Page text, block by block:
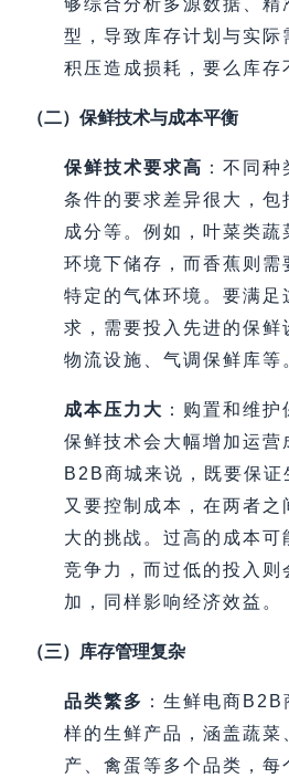
够综合分析多源数据、精
型，导致库存计划与实际
积压造成损耗，要么库存
（二）保鲜技术与成本平衡
保鲜技术要求高 ：不同
条件的要求差异很大，包
成分等。例如，叶菜类蔬
环境下储存，而香蕉则需
特定的气体环境。要满足
求，需要投入先进的保鲜
物流设施、气调保鲜库等
成本压力大 ：购置和维
保鲜技术会大幅增加运营
B2B商城来说，既要保证
又要控制成本，在两者之
大的挑战。过高的成本可
竞争力，而过低的投入则
加，同样影响经济效益。
（三）库存管理复杂
品类繁多 ：生鲜电商
样的生鲜产品，涵盖蔬菜
产、禽蛋等多个品类，每